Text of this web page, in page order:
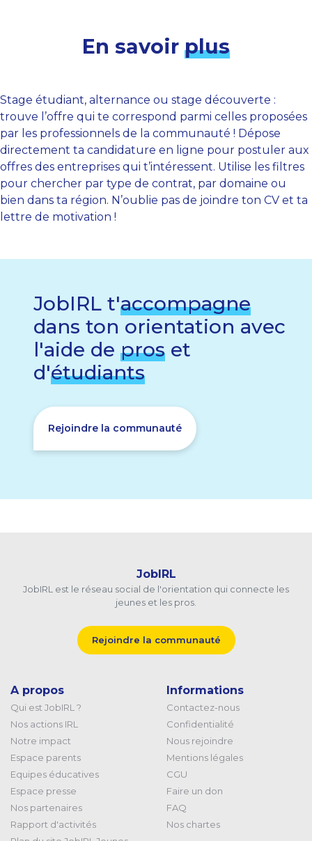
En savoir plus
Stage étudiant, alternance ou stage découverte :
trouve l’offre qui te correspond parmi celles proposées
par les professionnels de la communauté ! Dépose
directement ta candidature en ligne pour postuler aux
offres des entreprises qui t’intéressent. Utilise les filtres
pour chercher par type de contrat, par domaine ou
bien dans ta région. N’oublie pas de joindre ton CV et ta
lettre de motivation !
JobIRL t'accompagne
dans ton orientation avec
l'aide de pros et
d'étudiants
Rejoindre la communauté
JobIRL
JobIRL est le réseau social de l'orientation qui connecte les
jeunes et les pros.
Rejoindre la communauté
A propos
Qui est JobIRL ?
Nos actions IRL
Notre impact
Espace parents
Equipes éducatives
Espace presse
Nos partenaires
Rapport d'activités
Informations
Contactez-nous
Confidentialité
Nous rejoindre
Mentions légales
CGU
Faire un don
FAQ
Nos chartes